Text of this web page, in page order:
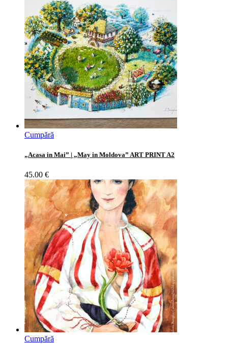
Cumpără
„Acasa in Mai” | „May in Moldova” ART PRINT A2
45.00 €
Cumpără